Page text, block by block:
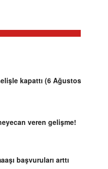
kapattı (6 Ağustos
veren gelişme!
başvuruları arttı